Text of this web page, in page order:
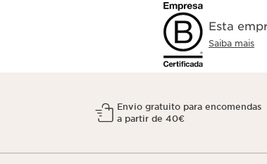
Esta
Saiba mais
Envio gratuito para encomendas
a partir de 40€